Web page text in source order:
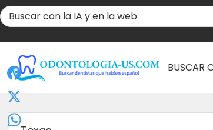
BUSCAR
Facebook
X